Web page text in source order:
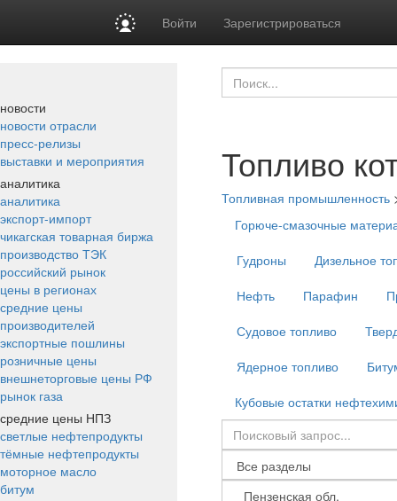
Войти Зарегистрироваться
новости
новости отрасли
пресс-релизы
выставки и мероприятия
аналитика
аналитика
экспорт-импорт
чикагская товарная биржа
производство ТЭК
российский рынок
цены в регионах
средние цены
производителей
экспортные пошлины
розничные цены
внешнеторговые цены РФ
рынок газа
средние цены НПЗ
светлые нефтепродукты
тёмные нефтепродукты
моторное масло
битум
Топливо
Топливная промышленность
Горюче-смазочные
Гудроны
Дизельное
Нефть
Парафин
Судовое топливо
Ядерное топливо
Кубовые остатки